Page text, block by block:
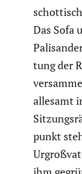
Das Sofa
tung der
allesamt
punkt